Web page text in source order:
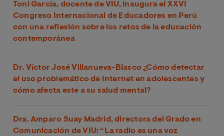
Toni García, docente de VIU, inaugura el XXVI
Congreso Internacional de Educadores en Perú
con una reflexión sobre los retos de la educación
contemporánea
Dr. Víctor José Villanueva-Blasco ¿Cómo detectar
el uso problemático de Internet en adolescentes y
cómo afecta este a su salud mental?
Dra. Amparo Suay Madrid, directora del Grado en
Comunicación de VIU: “La radio es una voz